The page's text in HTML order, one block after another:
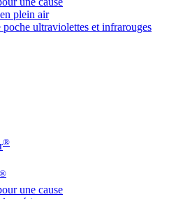
plein air
poche ultraviolettes et infrarouges
®
®
une cause